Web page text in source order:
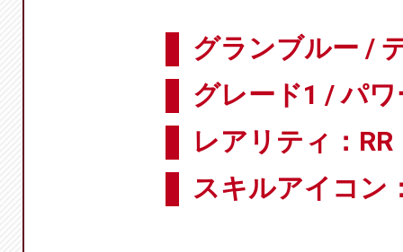
グランブルー /
グレード1 / パ
レアリティ：RR
スキルアイコン